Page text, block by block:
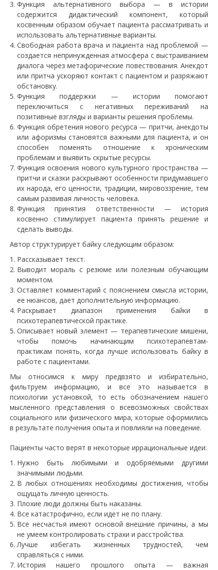
Функция альтернативного выбора — в истории
содержится дидактический компонент, который
косвенным образом обучает пациента рассматривать и
использовать альтернативные варианты.
Свободная работа врача и пациента над проблемой —
создается непринужденная атмосфера с выстраиванием
диалога через метафорические повествования. Анекдот
или притча ускоряют контакт с пациентом и разряжают
обстановку.
Функция поддержки — истории помогают
переключиться с негативных переживаний на
позитивные взгляды и варианты решения проблемы.
Функция обретения нового ресурса — притчи, анекдоты
или афоризмы становятся важными для пациента, и он
способен поменять отношение к хроническим
проблемам и выявить скрытые ресурсы.
Функция освоения нового культурного пространства —
притчи и сказки раскрывают особенности придумавшего
их народа, его ценности, традиции, мировоззрение, тем
самым развивая личность человека.
Функция принятия ответственности — история
косвенно стимулирует пациента принять решение и
сделать выводы.
Автор структурирует байку следующим образом:
Рассказывает текст.
Выводит мораль с резюме или полезным обучающим
моментом.
Оставляет комментарий с пояснением смысла истории,
ее нюансов, дает дополнительную информацию.
Раскрывает диапазон применения байки в
психотерапевтической практике.
Описывает новый элемент — терапевтические мишени,
чтобы помочь начинающим психотерапевтам-
практикам понять, когда лучше использовать байку в
работе с пациентами.
Мы относимся к миру предвзято и избирательно,
фильтруем информацию, и все это называется в
психологии установкой, то есть обозначением нашего
мысленного представления о всевозможных свойствах
социального или физического мира, которые оформились
в результате получения опыта и повлияли на поведение.
Пациенты часто верят в некоторые иррациональные идеи:
Нужно быть любимыми и одобряемыми другими
значимыми людьми.
В любых отношениях необходимы достижения, чтобы
ощущать личную ценность.
Плохие люди должны быть наказаны.
Все катастрофично, если идет не по плану.
Все несчастья имеют основой внешние причины, а мы
не умеем контролировать страхи и расстройства.
Лучше избегать жизненных трудностей, чем
справляться с ними.
История нашего прошлого опыта — важная